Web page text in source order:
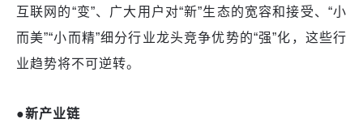
互联网的“变”、广大用户对“新”生态的宽容和接受、“小
而美”“小而精”细分行业龙头竞争优势的“强”化，这些行
业趋势将不可逆转。
●新产业链